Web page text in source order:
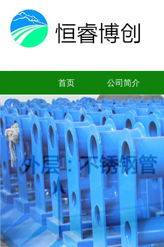
首页 公司简介